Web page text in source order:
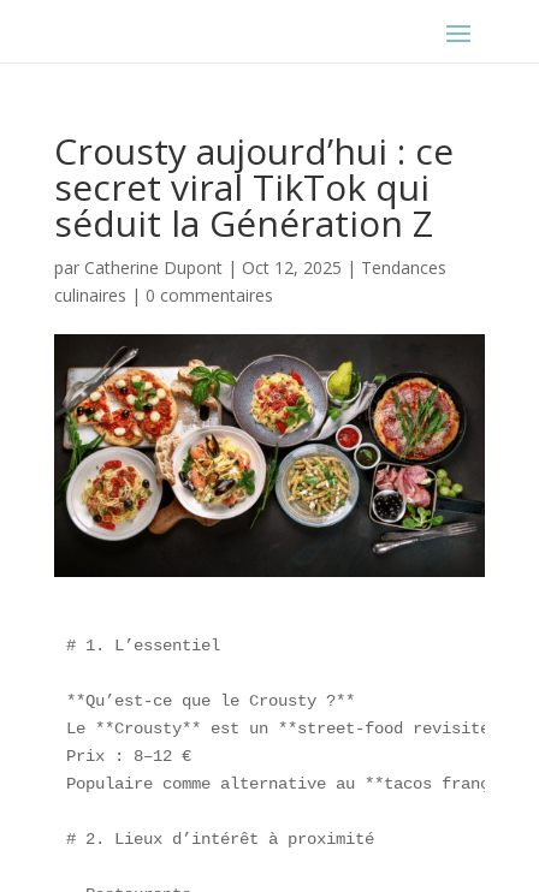
Crousty aujourd’hui : ce
secret viral TikTok qui
séduit la Génération Z
par Catherine Dupont| Oct 12, 2025 | Tendances
culinaires | 0 commentaires
# 1. L’essentiel
**Qu’est-ce que le Crousty ?**
Le **Crousty** est un **street-food revisité**
Prix : 8–12 €
Populaire comme alternative au **tacos
# 2. Lieux d’intérêt à proximité